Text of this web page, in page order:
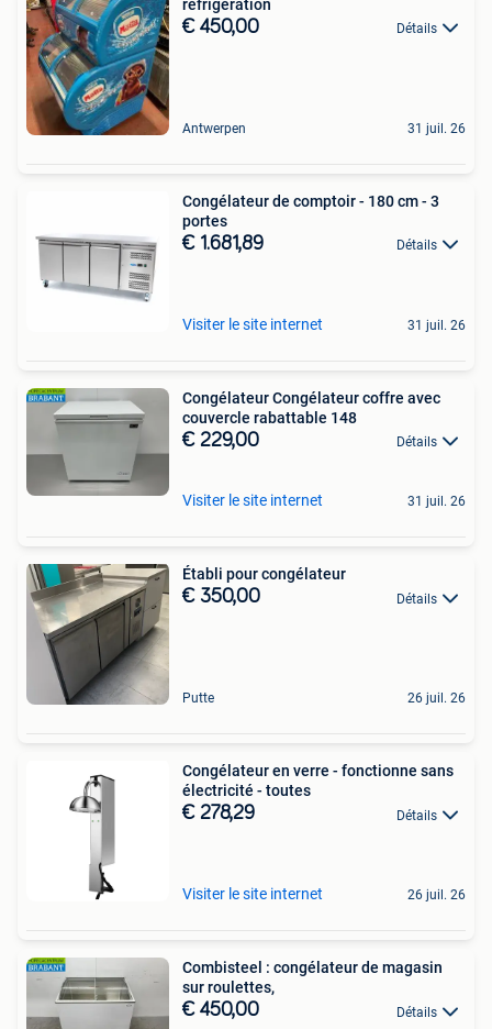
réfrigération
€ 450,00 Détails
Antwerpen 31 juil. 26
Congélateur de comptoir - 180 cm - 3
portes
€ 1.681,89 Détails
Visiter le site internet 31 juil. 26
Congélateur Congélateur coffre avec
couvercle rabattable 148
€ 229,00 Détails
Visiter le site internet 31 juil. 26
Établi pour congélateur
€ 350,00 Détails
Putte 26 juil. 26
Congélateur en verre - fonctionne sans
électricité - toutes
€ 278,29 Détails
Visiter le site internet 26 juil. 26
Combisteel : congélateur de magasin
sur roulettes,
€ 450,00 Détails